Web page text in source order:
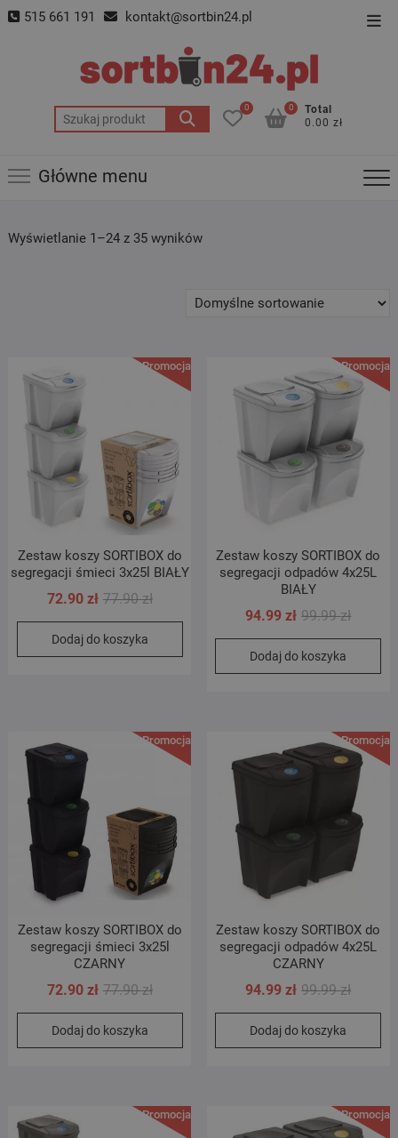
Skip 515 661 191 kontakt@sortbin24.pl
Szukaj:
0
Total
0.00 zł
0
Główne menu
Wyświetlanie 1–24 z 35 wyników
Promocja!
Zestaw koszy SORTIBOX do
segregacji śmieci 3x25l BIAŁY
77.90złPierwotna
cena
77.90 zł.
72.90 zł
Aktualna
cena
72.90 zł.
Dodaj do koszyka
Promocja!
Zestaw koszy SORTIBOX do
segregacji odpadów 4x25L
BIAŁY
99.99zł
cena
99.99
94.99zł
cena
94.99
Dodaj do koszyka
Promocja!
Zestaw koszy SORTIBOX do
segregacji śmieci 3x25l
CZARNY
77.90złPierwotna
cena
77.90 zł.
72.90 zł
Aktualna
cena
72.90 zł.
Dodaj do koszyka
Promocja!
Zestaw koszy SORTIBOX do
segregacji odpadów 4x25L
CZARNY
99.99zł
cena
99.99
94.99zł
cena
94.99
Dodaj do koszyka
Promocja! Promocja!